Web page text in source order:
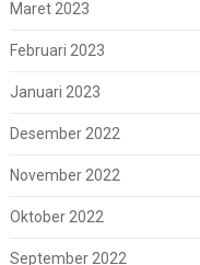
Maret 2023
Februari 2023
Januari 2023
Desember 2022
November 2022
Oktober 2022
September 2022